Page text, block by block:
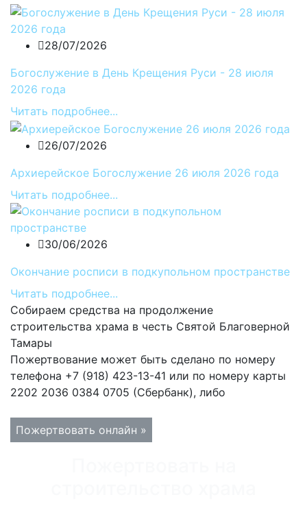
28/07/2026
Богослужение в День Крещения Руси - 28 июля
2026 года
Читать подробнее...
26/07/2026
Архиерейское Богослужение 26 июля 2026 года
Читать подробнее...
30/06/2026
Окончание росписи в подкупольном пространстве
Читать подробнее...
Собираем средства на продолжение
строительства храма в честь Святой Благоверной
Тамары
Пожертвование может быть сделано по номеру
телефона +7 (918) 423-13-41 или по номеру карты
2202 2036 0384 0705 (Сбербанк), либо
Пожертвовать онлайн »